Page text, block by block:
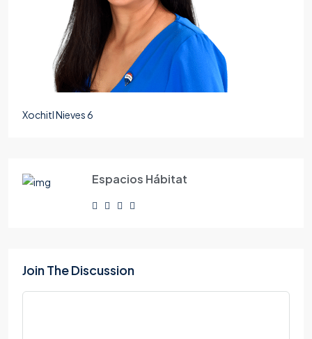
Xochitl Nieves 6
Espacios Hábitat
Join The Discussion